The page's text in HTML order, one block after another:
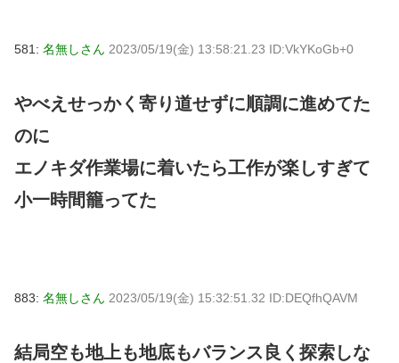
581: 名無しさん 2023/05/19(金) 13:58:21.23 ID:VkYKoGb+0
やべえせっかく寄り道せずに順調に進めてた
のに
エノキダ作業場に着いたら工作が楽しすぎて
小一時間籠ってた
883: 名無しさん 2023/05/19(金) 15:32:51.32 ID:DEQfhQAVM
結局空も地上も地底もバランス良く探索しな